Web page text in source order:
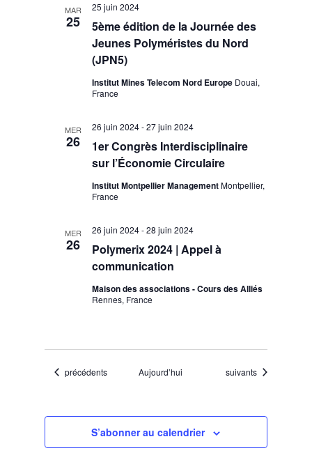
MAR
25
5ème édition de la Journée des
Jeunes Polyméristes du Nord
(JPN5)
25 juin 2024
Institut Mines Telecom Nord Europe Douai,
France
MER
26
1er Congrès Interdisciplinaire
sur l’Économie Circulaire
26 juin 2024-27 juin 2024
Institut Montpellier ManagementMontpellier,
France
MER
26
Polymerix 2024 | Appel à
communication
26 juin 2024-28 juin 2024
Maison des associations - Cours des Alliés
Rennes, France
Évènements
précédents Aujourd’hui Évènements
suivants
S’abonner au calendrier